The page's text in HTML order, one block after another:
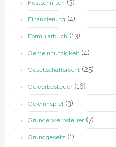
Festschriften (3)
Finanzierung (4)
Formularbuch (13)
Gemeinnützigkeit(4)
Gesellschaftsrecht(25)
Gewerbesteuer(16)
Gewinnspiel(3)
Grunderwerbsteuer(7)
Grundgesetz (1)